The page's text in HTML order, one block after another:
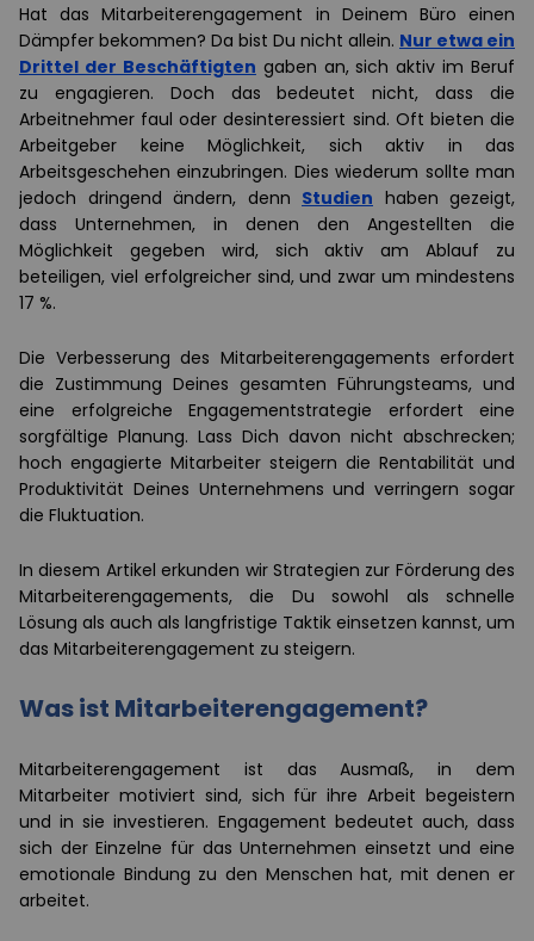
Hat das Mitarbeiterengagement in Deinem Büro einen
Dämpfer bekommen? Da bist Du nicht allein. Nur etwa ein
Drittel der Beschäftigten gaben an, sich aktiv im Beruf
zu engagieren. Doch das bedeutet nicht, dass die
Arbeitnehmer faul oder desinteressiert sind. Oft bieten die
Arbeitgeber keine Möglichkeit, sich aktiv in das
Arbeitsgeschehen einzubringen. Dies wiederum sollte man
jedoch dringend ändern, denn Studien haben gezeigt,
dass Unternehmen, in denen den Angestellten die
Möglichkeit gegeben wird, sich aktiv am Ablauf zu
beteiligen, viel erfolgreicher sind, und zwar um mindestens
17 %.
Die Verbesserung des Mitarbeiterengagements erfordert
die Zustimmung Deines gesamten Führungsteams, und
eine erfolgreiche Engagementstrategie erfordert eine
sorgfältige Planung. Lass Dich davon nicht abschrecken;
hoch engagierte Mitarbeiter steigern die Rentabilität und
Produktivität Deines Unternehmens und verringern sogar
die Fluktuation.
In diesem Artikel erkunden wir Strategien zur Förderung des
Mitarbeiterengagements, die Du sowohl als schnelle
Lösung als auch als langfristige Taktik einsetzen kannst, um
das Mitarbeiterengagement zu steigern.
Was ist Mitarbeiterengagement?
Mitarbeiterengagement ist das Ausmaß, in dem
Mitarbeiter motiviert sind, sich für ihre Arbeit begeistern
und in sie investieren. Engagement bedeutet auch, dass
sich der Einzelne für das Unternehmen einsetzt und eine
emotionale Bindung zu den Menschen hat, mit denen er
arbeitet.